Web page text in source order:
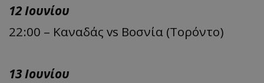
12 Ιουνίου
22:00 – Καναδάς vs Βοσνία (Τορόντο)
13 Ιουνίου